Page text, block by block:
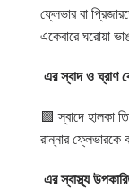
ফ্লেভার বা
একেবারে ঘরোয়া
এর স্বাদ ও ঘ্রাণ
🟩 স্বাদে হালকা
রান্নার
এর স্বাস্থ্য